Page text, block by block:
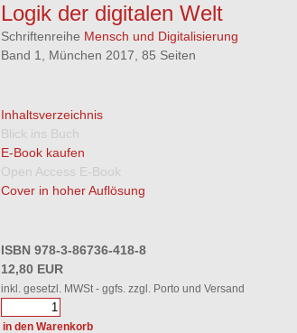
Logik der digitalen Welt
Schriftenreihe Mensch und Digitalisierung
Band 1, München 2017, 85 Seiten
Inhaltsverzeichnis
Blick ins Buch
E-Book kaufen
Open Access E-Book
Cover in hoher Auflösung
ISBN 978-3-86736-418-8
12,80 EUR
inkl. gesetzl. MWSt - ggfs. zzgl. Porto und Versand